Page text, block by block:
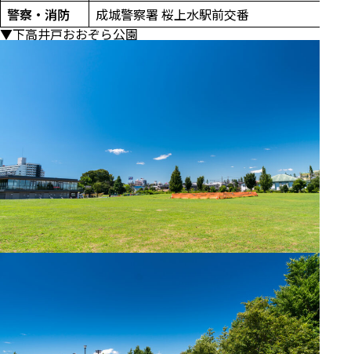
警察・消防
成城警察署 桜上水駅前交番
▼下高井戸おおぞら公園